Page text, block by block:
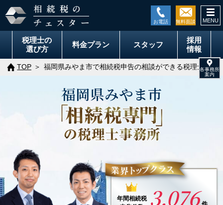
税理士の
選び方
料金プラン スタッフ
採用
情報
TOP 福岡県みやま市で相続税申告の相談ができる税理士事務
福岡県みやま市
年間相続税 3,076